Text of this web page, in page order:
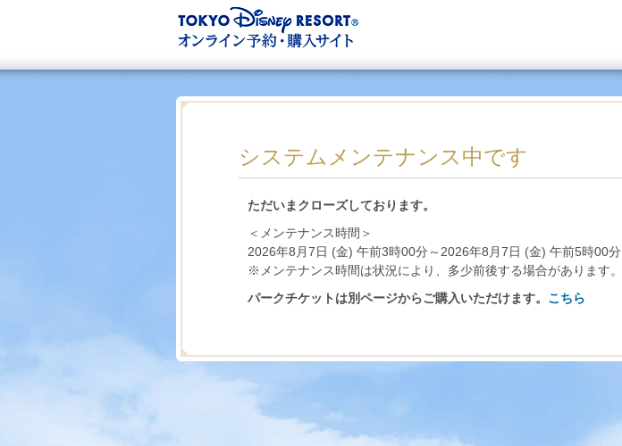
システムメンテナンス中です
ただいまクローズしております。
＜メンテナンス時間＞
2026年8月7日 (金) 午前3時00分～2026年8月7日 (金) 午前5時00分
※メンテナンス時間は状況により、多少前後する場合があります。
パークチケットは別ページからご購入いただけます。 こちら